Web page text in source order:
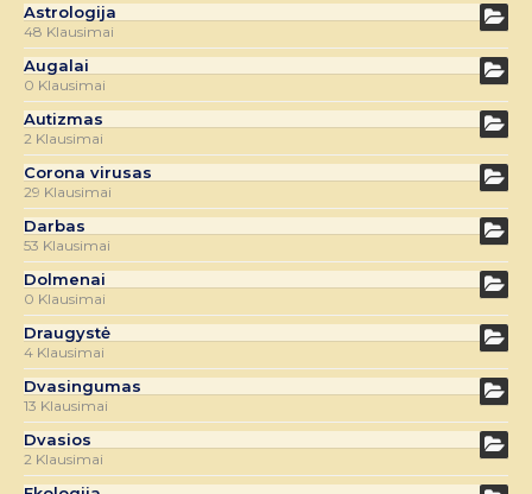
Astrologija
48 Klausimai
Augalai
0 Klausimai
Autizmas
2 Klausimai
Corona virusas
29 Klausimai
Darbas
53 Klausimai
Dolmenai
0 Klausimai
Draugystė
4 Klausimai
Dvasingumas
13 Klausimai
Dvasios
2 Klausimai